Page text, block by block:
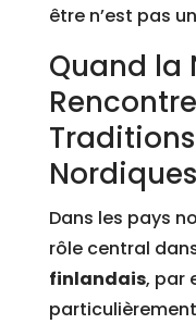
être n’est pas
Quand la
Nordiques
Dans les pays
rôle central
finlandais, par